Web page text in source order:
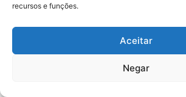
recursos e funções.
Aceitar
Negar
Eleições 2026:
promotores eleitorais
reunião de alinhamento no